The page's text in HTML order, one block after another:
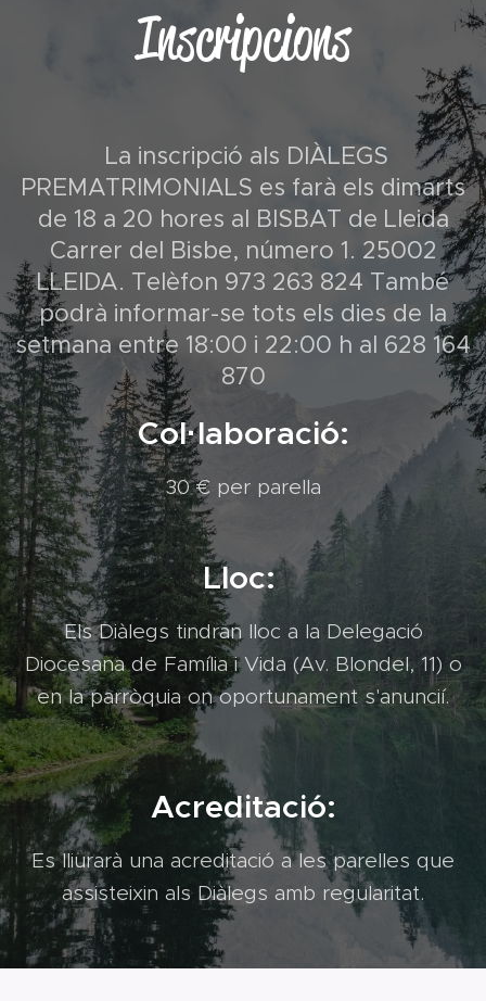
Inscripcions
La inscripció als DIÀLEGS
PREMATRIMONIALS es farà els dimarts
de 18 a 20 hores al BISBAT de Lleida
Carrer del Bisbe, número 1. 25002
LLEIDA. Telèfon 973 263 824 També
podrà informar-se tots els dies de la
setmana entre 18:00 i 22:00 h al 628 164
870
Col·laboració:
30 € per parella
Lloc:
Els Diàlegs tindran lloc a la Delegació
Diocesana de Família i Vida (Av. Blondel, 11) o
en la parròquia on oportunament s'anuncií.
Acreditació:
Es lliurarà una acreditació a les parelles que
assisteixin als Diàlegs amb regularitat.